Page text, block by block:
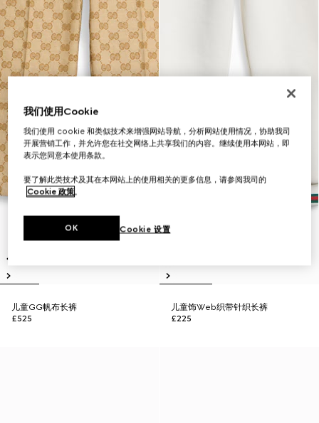
儿童GG帆布长裤
£525
儿童饰Web织带针织长裤
£225
我们使用Cookie
我们使用 cookie 和类似技术来增强网站导航，分析网站使用情况，协助我司
开展营销工作，并允许您在社交网络上共享我们的内容。继续使用本网站，即
表示您同意本使用条款。
要了解此类技术及其在本网站上的使用相关的更多信息，请参阅我司的
Cookie 政策。
Cookie 设置
OK